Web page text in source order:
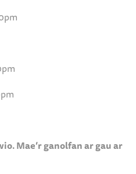
Mae’r ganolfan ar gau ar